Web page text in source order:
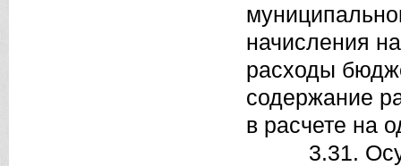
начисления
расходы
содержание
в расчете на
3.31.